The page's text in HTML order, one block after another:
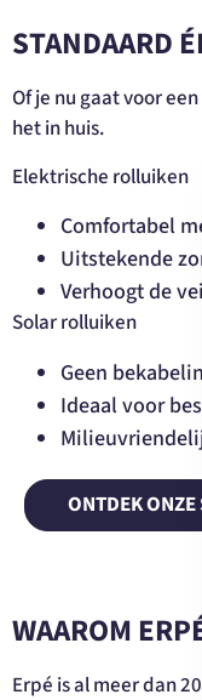
STANDAARD
Of je nu gaat voor
het in huis.
Elektrische rolluiken
Comfortabel
Uitstekende
Verhoogt de
Solar rolluiken
Geen
Ideaal voor
ONTDEK ONZE
WAAROM
Erpé is al meer dan